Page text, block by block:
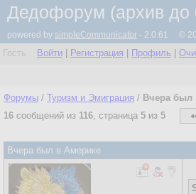
Дедофорум (архив до
powered by simpleCommunicator - 2.0.61 ©
Гость Войти Регистрация Профиль
Форумы / Туризм и Эмиграция / Вчера был
16 сообщений из 116, страница 5 из 5
Вчера был в Америке